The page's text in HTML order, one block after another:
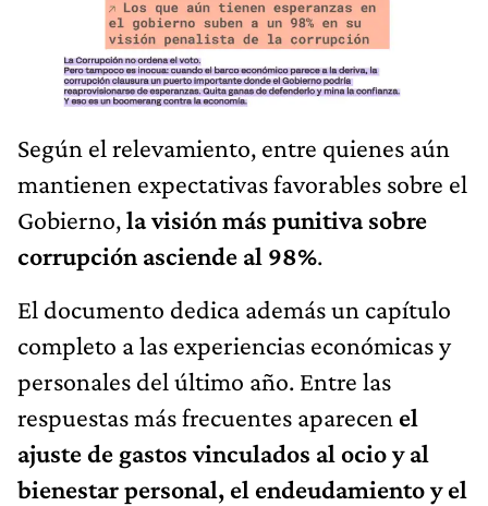
Según el relevamiento, entre quienes aún
mantienen expectativas favorables sobre el
Gobierno,la visión más punitiva sobre
corrupción asciende al 98%.
El documento dedica además un capítulo
completo a las experiencias económicas y
personales del último año. Entre las
respuestas más frecuentes aparecen el
ajuste de gastos vinculados al ocio y al
bienestar personal, el endeudamiento y el